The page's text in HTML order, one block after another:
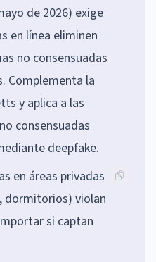
de 2026) exige
en línea eliminen
no consensuadas
Complementa la
y aplica a las
consensuadas
deepfake.
en áreas privadas
dormitorios) violan
si captan